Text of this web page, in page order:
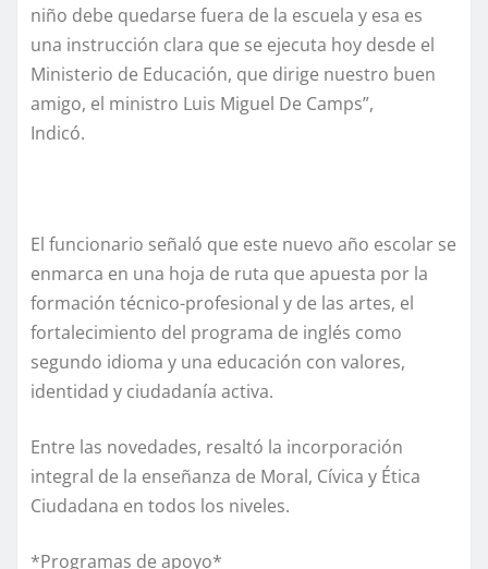
niño debe quedarse fuera de la escuela y esa es
una instrucción clara que se ejecuta hoy desde el
Ministerio de Educación, que dirige nuestro buen
amigo, el ministro Luis Miguel De Camps”,
Indicó.
El funcionario señaló que este nuevo año escolar se
enmarca en una hoja de ruta que apuesta por la
formación técnico-profesional y de las artes, el
fortalecimiento del programa de inglés como
segundo idioma y una educación con valores,
identidad y ciudadanía activa.
Entre las novedades, resaltó la incorporación
integral de la enseñanza de Moral, Cívica y Ética
Ciudadana en todos los niveles.
*Programas de apoyo*